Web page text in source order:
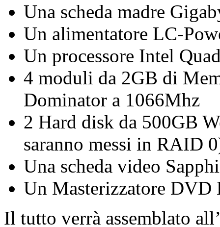
Una scheda madre
Un alimentatore LC-
Un processore Intel
4 moduli da 2GB di
Dominator a 1066Mhz
2 Hard disk da 500GB
saranno messi in RAID
Una scheda video
Un Masterizzatore DVD
Il tutto verrà assemblato